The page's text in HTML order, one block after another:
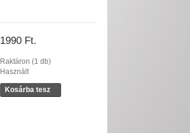
1990 Ft.
Raktáron (1 db)
Használt
Kosárba tesz